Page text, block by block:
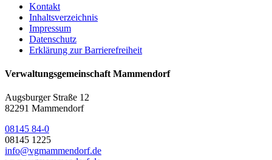
Kontakt
Inhaltsverzeichnis
Impressum
Datenschutz
Erklärung zur Barrierefreiheit
Verwaltungsgemeinschaft Mammendorf
Augsburger Straße 12
82291 Mammendorf
08145 84-0
08145 1225
info@vgmammendorf.de